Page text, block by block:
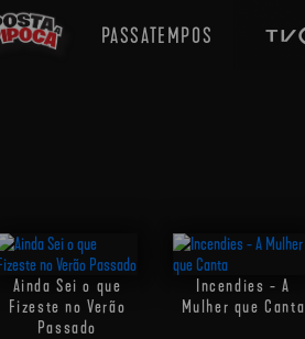
PASSATEMPOS
Ainda Sei o que
Fizeste no Verão
Passado
Incendies - A
Mulher que Canta